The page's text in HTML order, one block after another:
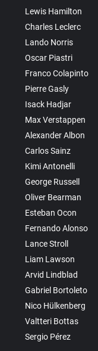
Lewis Hamilton
Charles Leclerc
Lando Norris
Oscar Piastri
Franco Colapinto
Pierre Gasly
Isack Hadjar
Max Verstappen
Alexander Albon
Carlos Sainz
Kimi Antonelli
George Russell
Oliver Bearman
Esteban Ocon
Fernando Alonso
Lance Stroll
Liam Lawson
Arvid Lindblad
Gabriel Bortoleto
Nico Hülkenberg
Valtteri Bottas
Sergio Pérez